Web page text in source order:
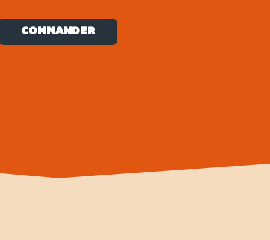
COMMANDER